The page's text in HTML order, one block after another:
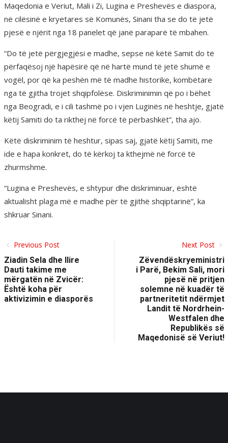
Maqedonia e Veriut, Mali i Zi, Lugina e Preshevës e diaspora,
në cilësinë e kryetares së Komunës, Sinani tha se do të jetë
pjesë e njërit nga 18 panelet që janë paraparë të mbahen.
“Do të jetë përgjegjësi e madhe, sepse në këtë Samit do të
përfaqësoj një hapësirë që në hartë mund të jetë shumë e
vogël, por që ka peshën më të madhe historike, kombëtare
nga të gjitha trojet shqipfolëse. Diskriminimin që po i bëhet
nga Beogradi, e i cili tashmë po i vjen Luginës në heshtje, gjatë
këtij Samiti do ta rikthej në forcë të përbashkët”, tha ajo.
Këtë diskriminim të heshtur, sipas saj, gjatë këtij Samiti, me
ide e hapa konkret, do të kërkoj ta kthejmë në forcë të
zhurmshme.
“Lugina e Preshevës, e shtypur dhe diskriminuar, është
aktualisht plaga më e madhe për të gjithë shqiptarinë”, ka
shkruar Sinani.
Previous Post
Ziadin Sela dhe Ilire
Dauti takime me
mërgatën në Zvicër:
Është koha për
aktivizimin e diasporës
Next Post
Zëvendëskryeministri
i Parë, Bekim Sali, mori
pjesë në pritjen
solemne në kuadër të
partneritetit ndërmjet
Landit të Nordrhein-
Westfalen dhe
Republikës së
Maqedonisë së Veriut!